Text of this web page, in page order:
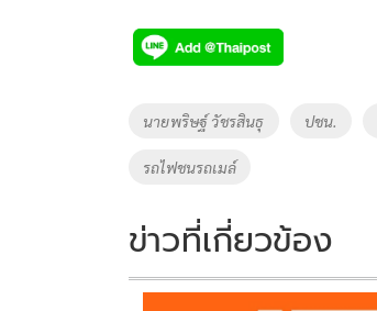
e
b
o
o
k
tt
er
p
y
Li
Tags
นายพริษฐ์ วัชรสินธุ ปชน.
รถไฟชนรถเมล์
ข่าวที่เกี่ยวข้อง